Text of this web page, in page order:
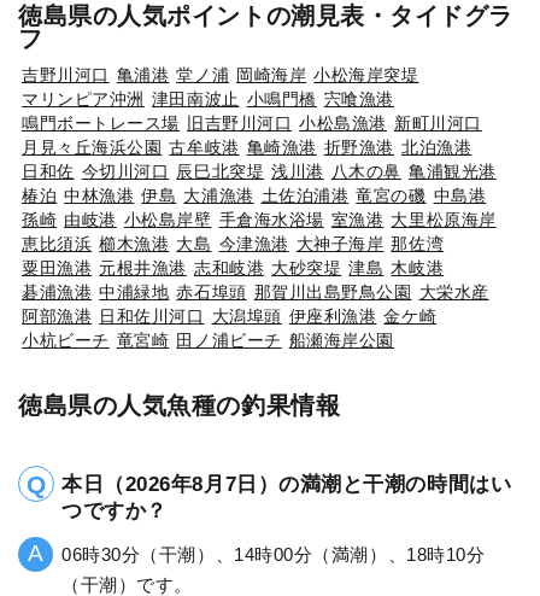
徳島県の人気ポイントの潮見表・タイドグラ
フ
吉野川河口 亀浦港 堂ノ浦 岡崎海岸 小松海岸突堤
マリンピア沖洲 津田南波止 小鳴門橋 宍喰漁港
鳴門ボートレース場 旧吉野川河口 小松島漁港 新町川河口
月見々丘海浜公園 古牟岐港 亀崎漁港 折野漁港 北泊漁港
日和佐 今切川河口 辰巳北突堤 浅川港 八木の鼻 亀浦観光港
椿泊 中林漁港 伊島 大浦漁港 土佐泊浦港 竜宮の磯 中島港
孫崎 由岐港 小松島岸壁 手倉海水浴場 室漁港 大里松原海岸
恵比須浜 櫛木漁港 大島 今津漁港 大神子海岸 那佐湾
粟田漁港 元根井漁港 志和岐港 大砂突堤 津島 木岐港
碁浦漁港 中浦緑地 赤石埠頭 那賀川出島野鳥公園 大栄水産
阿部漁港 日和佐川河口 大潟埠頭 伊座利漁港 金ケ崎
小杭ビーチ 竜宮崎 田ノ浦ビーチ 船瀬海岸公園
徳島県の人気魚種の釣果情報
本日（2026年8月7日）の満潮と干潮の時間はい
つですか？
06時30分（干潮）、14時00分（満潮）、18時10分
（干潮）です。